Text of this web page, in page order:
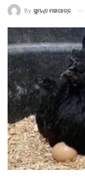
By ସୁମନ୍ତ ମହାପାତ୍ର